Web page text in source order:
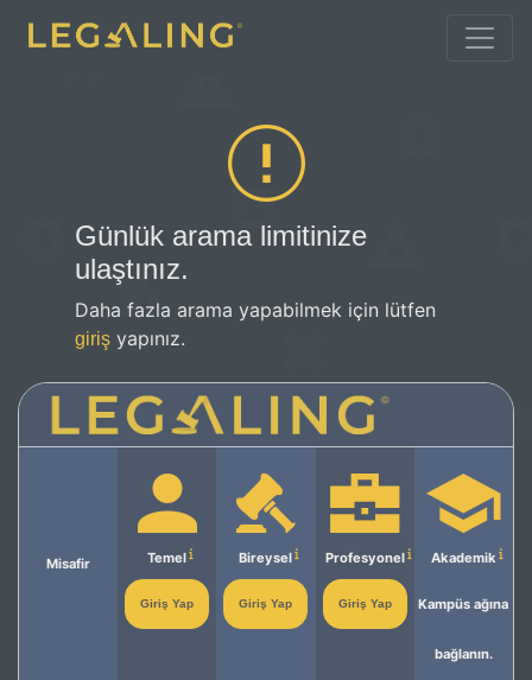
Günlük arama limitinize
ulaştınız.
Daha fazla arama yapabilmek için lütfen
giriş yapınız.
Misafir Temel
Giriş Yap
Bireysel
Giriş Yap
Profesyonel
Giriş Yap
Akademik
Kampüs ağına
bağlanın.